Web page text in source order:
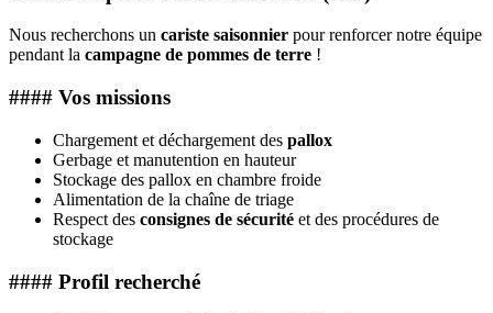
Nous recherchons un cariste saisonnier pour renforcer notre équipe
pendant la campagne de pommes de terre !
#### Vos missions
Chargement et déchargement des pallox
Gerbage et manutention en hauteur
Stockage des pallox en chambre froide
Alimentation de la chaîne de triage
Respect des consignes de sécurité et des procédures de
stockage
#### Profil recherché